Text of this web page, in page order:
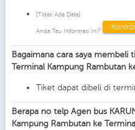
[Tidak Ada Data]
Anda Tau Informasi Ini?
Bagaimana cara saya membeli
Terminal Kampung Rambutan
Tiket dapat dibeli di
Berapa no telp Agen bus
Kampung Rambutan ke